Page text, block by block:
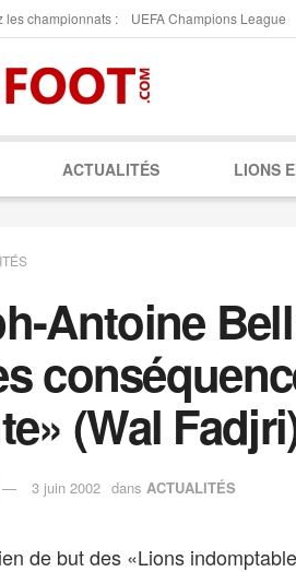
les championnats : UEFA Champions League
ACTUALITÉS LIONS
Antoine
(Wal
3 juin 2002 dans ACTUALITÉS
de but des «Lions